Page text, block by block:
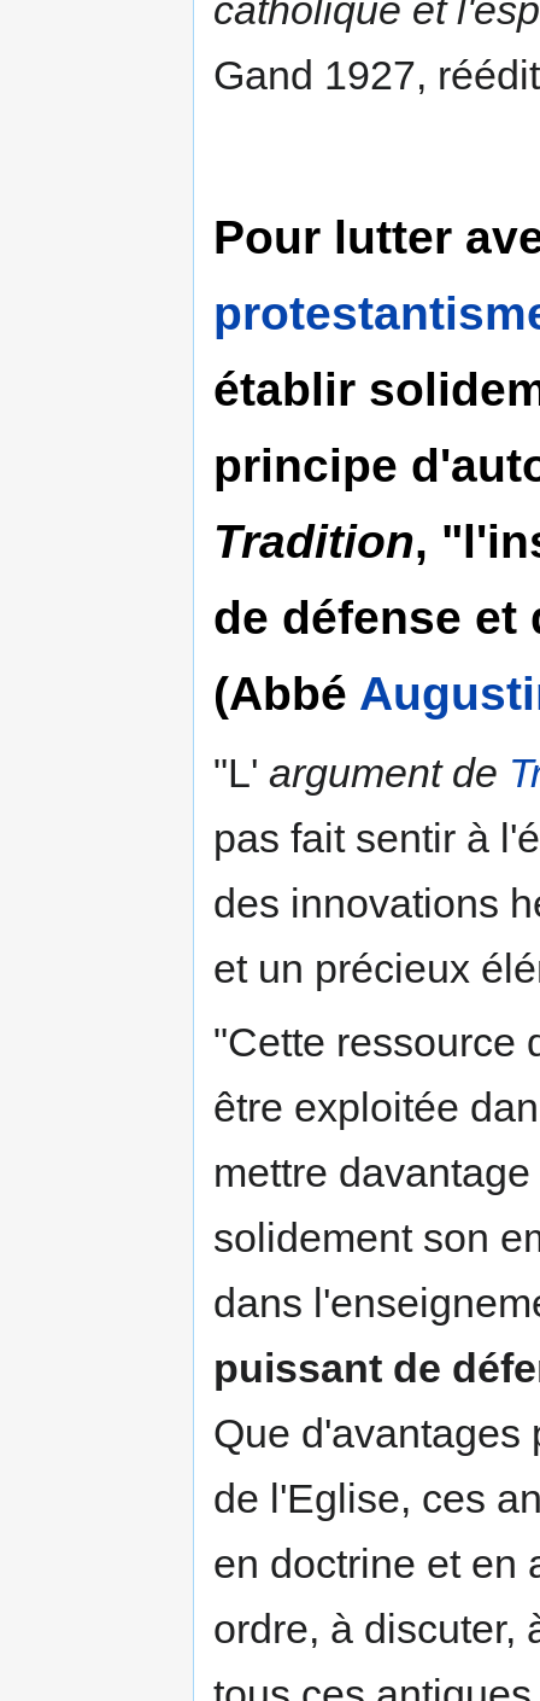
catholique et
Gand 1927,
Pour lutter
établir
principe
Tradition,
de défense
(Abbé
"L' argument de
pas fait sentir à
des innovations
et un précieux
"Cette ressource
être exploitée
mettre
solidement son
dans
puissant de
Que d'avantages
de l'Eglise, ces
en doctrine et en
ordre, à discuter,